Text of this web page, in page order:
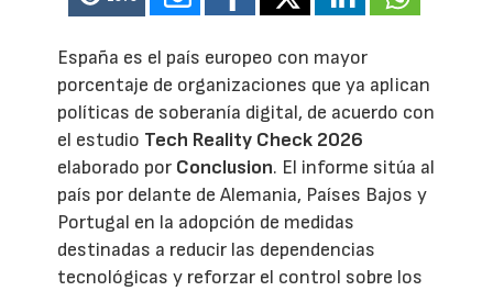
España es el país europeo con mayor
porcentaje de organizaciones que ya aplican
políticas de soberanía digital, de acuerdo con
el estudio Tech Reality Check 2026
elaborado por Conclusion. El informe sitúa al
país por delante de Alemania, Países Bajos y
Portugal en la adopción de medidas
destinadas a reducir las dependencias
tecnológicas y reforzar el control sobre los